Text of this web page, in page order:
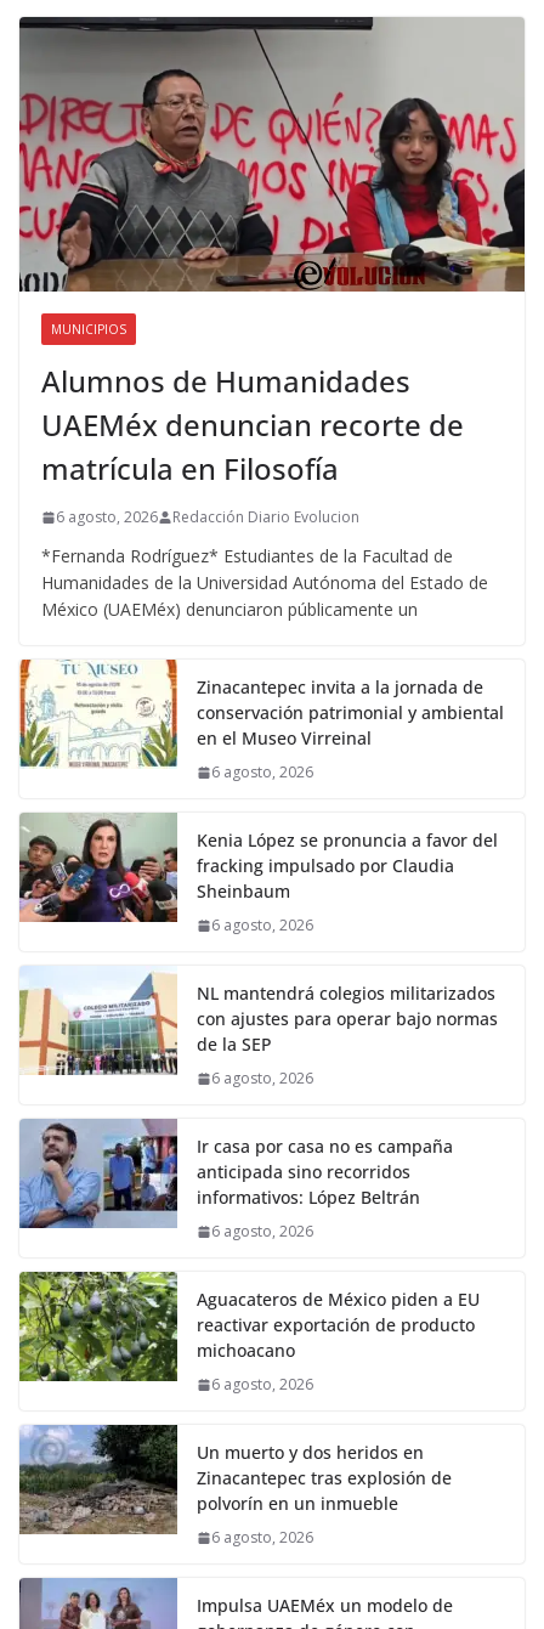
MUNICIPIOS
Alumnos de Humanidades
UAEMéx denuncian recorte de
matrícula en Filosofía
6 agosto, 2026 Redacción Diario Evolucion
*Fernanda Rodríguez* Estudiantes de la Facultad de
Humanidades de la Universidad Autónoma del Estado de
México (UAEMéx) denunciaron públicamente un
Zinacantepec invita a la jornada de
conservación patrimonial y ambiental
en el Museo Virreinal
6 agosto, 2026
Kenia López se pronuncia a favor del
fracking impulsado por Claudia
Sheinbaum
6 agosto, 2026
NL mantendrá colegios militarizados
con ajustes para operar bajo normas
de la SEP
6 agosto, 2026
Ir casa por casa no es campaña
anticipada sino recorridos
informativos: López Beltrán
6 agosto, 2026
Aguacateros de México piden a EU
reactivar exportación de producto
michoacano
6 agosto, 2026
Un muerto y dos heridos en
Zinacantepec tras explosión de
polvorín en un inmueble
6 agosto, 2026
Impulsa UAEMéx un modelo de